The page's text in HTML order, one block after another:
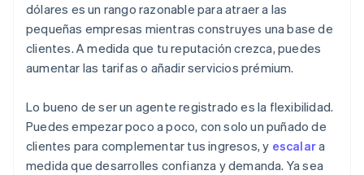
dólares es un rango razonable para atraer a las
pequeñas empresas mientras construyes una base de
clientes. A medida que tu reputación crezca, puedes
aumentar las tarifas o añadir servicios prémium.
Lo bueno de ser un agente registrado es la flexibilidad.
Puedes empezar poco a poco, con solo un puñado de
clientes para complementar tus ingresos, y escalara
medida que desarrolles confianza y demanda. Ya sea